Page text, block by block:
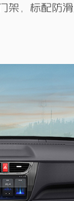
架，标配防滑